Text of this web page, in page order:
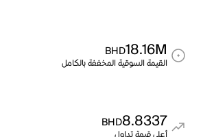
18.16M
BHD
القيمة السوقية المخففة بالكامل
8.8337
BHD